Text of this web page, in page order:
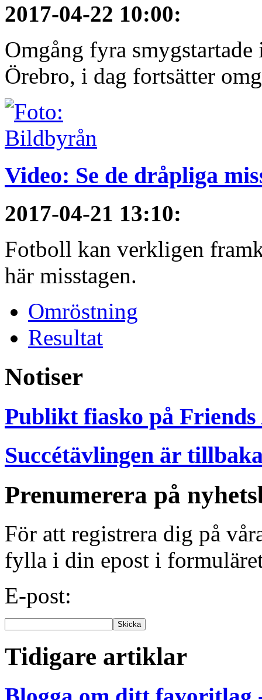
2017-04-22 10:00:
Omgång fyra
Örebro, i dag fortsätter
Video: Se de dråpliga
2017-04-21 13:10:
Fotboll kan verkligen
här misstagen.
Omröstning
Resultat
Notiser
Publikt fiasko på Friends
Succétävlingen är
Prenumerera på
För att registrera dig på
fylla i din epost i
E-post:
Tidigare artiklar